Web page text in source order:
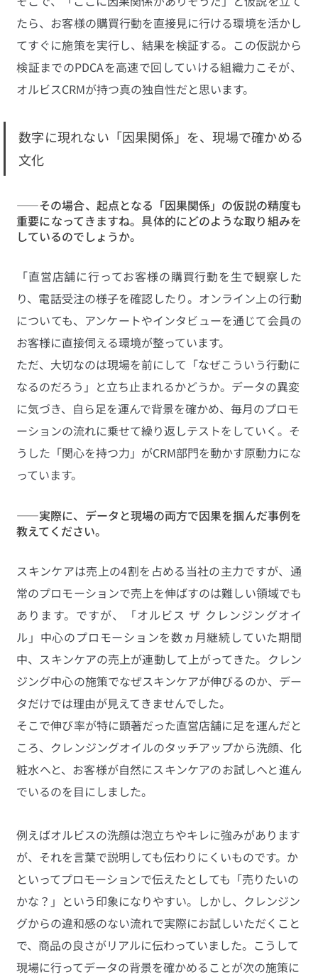
たら、お客様の購買行動を直接見に行ける環境を活かし
てすぐに施策を実行し、結果を検証する。この仮説から
検証までのPDCAを高速で回していける組織力こそが、
オルビスCRMが持つ真の独自性だと思います。
数字に現れない「因果関係」を、現場で確かめる
文化
——その場合、起点となる「因果関係」の仮説の精度も
重要になってきますね。具体的にどのような取り組みを
しているのでしょうか。
「直営店舗に行ってお客様の購買行動を生で観察した
り、電話受注の様子を確認したり。オンライン上の行動
についても、アンケートやインタビューを通じて会員の
お客様に直接伺える環境が整っています。
ただ、大切なのは現場を前にして「なぜこういう行動に
なるのだろう」と立ち止まれるかどうか。データの異変
に気づき、自ら足を運んで背景を確かめ、毎月のプロモ
ーションの流れに乗せて繰り返しテストをしていく。そ
うした「関心を持つ力」がCRM部門を動かす原動力にな
っています。
——実際に、データと現場の両方で因果を掴んだ事例を
教えてください。
スキンケアは売上の4割を占める当社の主力ですが、通
常のプロモーションで売上を伸ばすのは難しい領域でも
あります。ですが、「オルビス ザ クレンジングオイ
ル」中心のプロモーションを数ヵ月継続していた期間
中、スキンケアの売上が連動して上がってきた。クレン
ジング中心の施策でなぜスキンケアが伸びるのか、デー
タだけでは理由が見えてきませんでした。
そこで伸び率が特に顕著だった直営店舗に足を運んだと
ころ、クレンジングオイルのタッチアップから洗顔、化
粧水へと、お客様が自然にスキンケアのお試しへと進ん
でいるのを目にしました。
例えばオルビスの洗顔は泡立ちやキレに強みがあります
が、それを言葉で説明しても伝わりにくいものです。か
といってプロモーションで伝えたとしても「売りたいの
かな？」という印象になりやすい。しかし、クレンジン
グからの違和感のない流れで実際にお試しいただくこと
で、商品の良さがリアルに伝わっていました。こうして
現場に行ってデータの背景を確かめることが次の施策に